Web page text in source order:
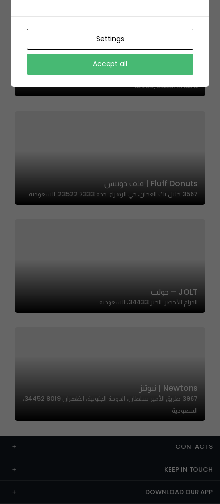
8312 Othman Ibn Affan Street, Ar Rayyan, Dammam
32256, Saudi Arabia
Fluff Donuts | فلف دونتس
3567 خليل بك العجان، حي الزهراء، جدة 23522 7333، السعودية
JOLT – جولت
الحزام الأخضر، الخبر 34433، السعودية
Newtons | نيوتنز
3967 طريق الأمير سلطان، الدوحة الجنوبية، الظهران 34452 8019،
السعودية
CONTACTS
KEEP IN TOUCH
DOWNLOAD OUR APP
Settings
Accept all